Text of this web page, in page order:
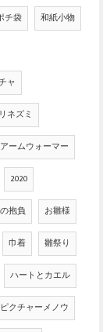
チ袋 和紙小物
ャ
ネズミ
アームウォーマー
2020
抱負 お雛様
巾着 雛祭り
ハートとカエル
ピクチャーメノウ